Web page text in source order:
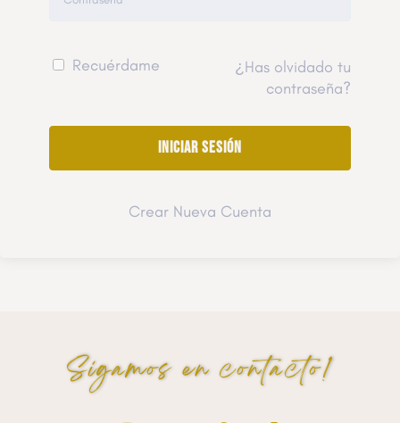
Recuérdame
¿Has olvidado tu
contraseña?
Crear Nueva Cuenta
Sigamos en contacto!